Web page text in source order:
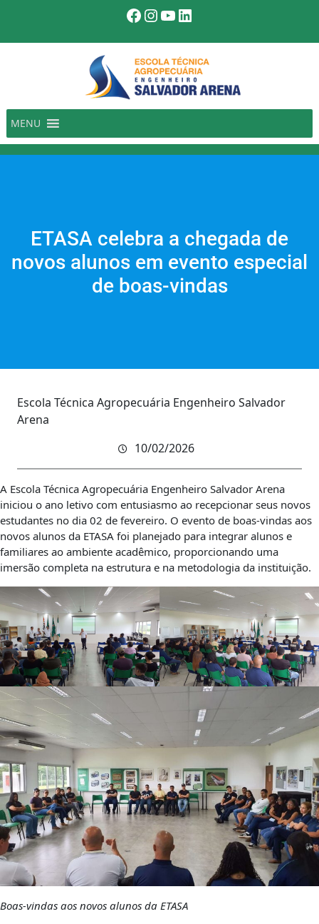
o
Facebook
Instagram
Youtube
LinkedIn
MENU
ETASA celebra a chegada de
novos alunos em evento especial
de boas-vindas
Escola Técnica Agropecuária Engenheiro Salvador
Arena
10/02/2026
A Escola Técnica Agropecuária Engenheiro Salvador Arena
iniciou o ano letivo com entusiasmo ao recepcionar seus novos
estudantes no dia 02 de fevereiro. O evento de boas-vindas aos
novos alunos da ETASA foi planejado para integrar alunos e
familiares ao ambiente acadêmico, proporcionando uma
imersão completa na estrutura e na metodologia da instituição.
Boas-vindas aos novos alunos da ETASA